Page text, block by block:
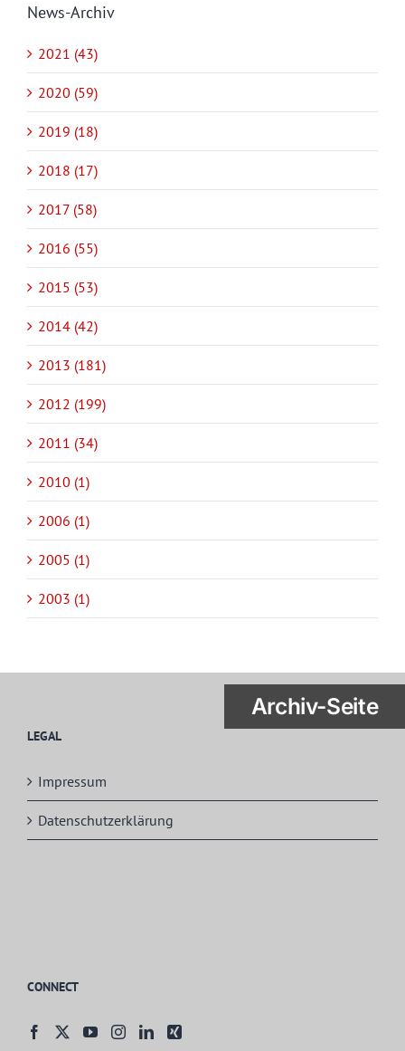
News-Archiv
2021 (43)
2020 (59)
2019 (18)
2018 (17)
2017 (58)
2016 (55)
2015 (53)
2014 (42)
2013 (181)
2012 (199)
2011 (34)
2010 (1)
2006 (1)
2005 (1)
2003 (1)
LEGAL
Impressum
Datenschutzerklärung
CONNECT
Archiv-Seite